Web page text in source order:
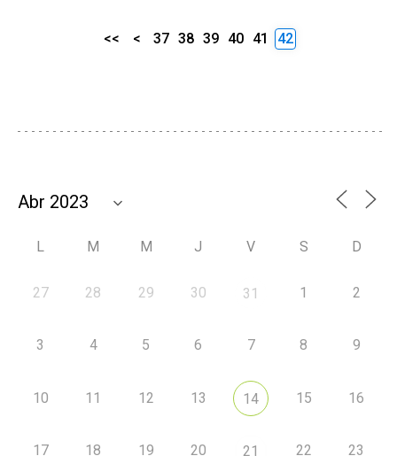
<< < 37 38 39 40 41 42
L M M J V S D
27 28 29 30 31 1 2
3 4 5 6 7 8 9
10 11 12 13 14 15 16
17 18 19 20 21 22 23